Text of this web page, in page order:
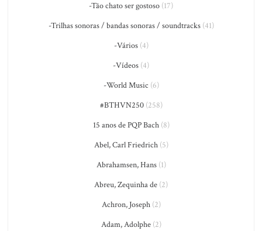
-Tão chato ser gostoso (17)
-Trilhas sonoras / bandas sonoras / soundtracks(41)
-Vários(4)
-Vídeos (4)
-World Music (6)
#BTHVN250(258)
15 anos de PQP Bach(8)
Abel, Carl Friedrich(5)
Abrahamsen, Hans(1)
Abreu, Zequinha de (2)
Achron, Joseph(2)
Adam, Adolphe(2)